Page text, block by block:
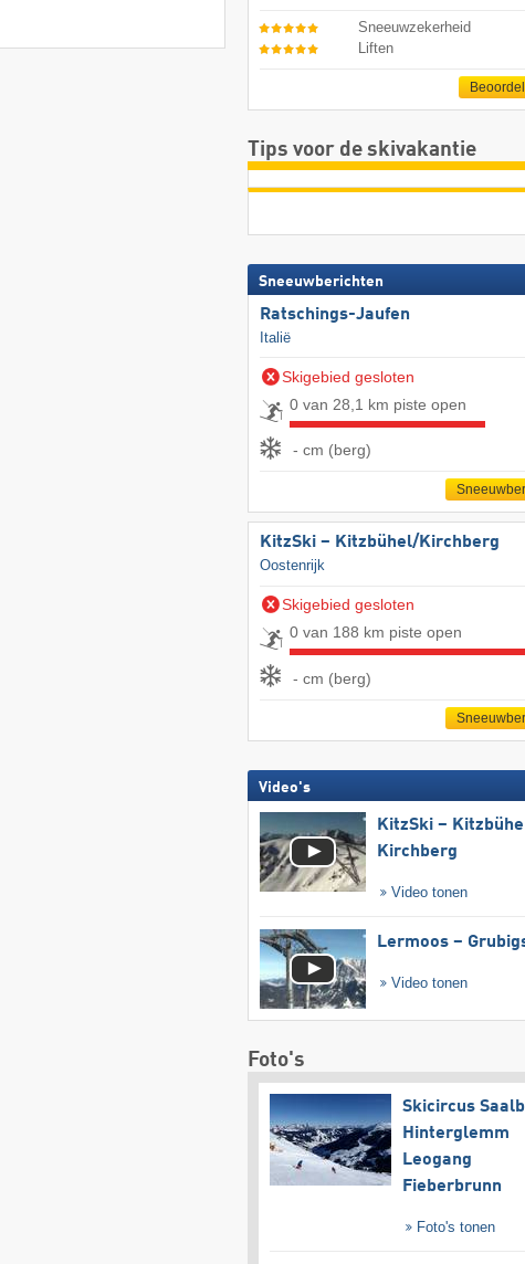
Sneeuwzekerheid
Liften
Tips voor de skivakantie
Sneeuwberichten
Ratschings-Jaufen
Italië
Skigebied gesloten
0 van 28,1 km piste open
- cm (berg)
KitzSki – Kitzbühel/​Kirchberg
Oostenrijk
Skigebied gesloten
0 van 188 km piste open
- cm (berg)
Video's
KitzSki –
Kirchberg
Video tonen
Lermoos –
Video tonen
Foto's
Skicircus
Hinterglemm
Leogang
Fieberbrunn
Foto's tonen